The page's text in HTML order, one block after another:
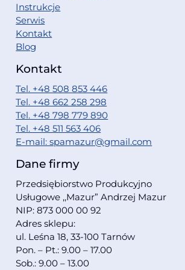
Instrukcje
Serwis
Kontakt
Blog
Kontakt
Tel. +48 508 853 446
Tel. +48 662 258 298
Tel. +48 798 779 890
Tel. +48 511 563 406
E-mail: spamazur@gmail.com
Dane firmy
Przedsiębiorstwo Produkcyjno
Usługowe ,,Mazur” Andrzej Mazur
NIP: 873 000 00 92
Adres sklepu:
ul. Leśna 18, 33-100 Tarnów
Pon. – Pt.: 9.00 – 17.00
Sob.: 9.00 – 13.00